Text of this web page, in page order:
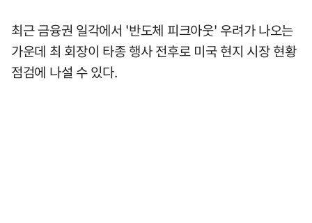
최근 금융권 일각에서 '반도체 피크아웃' 우려가 나오는
가운데 최 회장이 타종 행사 전후로 미국 현지 시장 현황
점검에 나설 수 있다.